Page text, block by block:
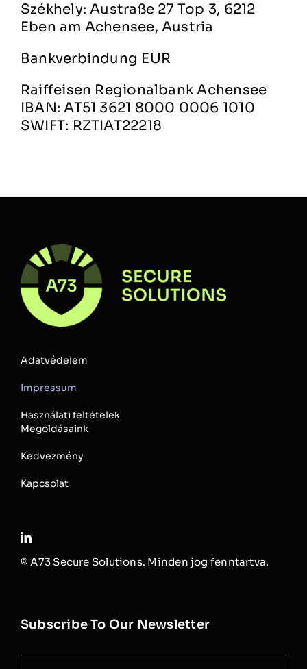
Székhely: Austraße 27 Top 3, 6212
Eben am Achensee, Austria
Bankverbindung EUR
Raiffeisen Regionalbank Achensee
IBAN: AT51 3621 8000 0006 1010
SWIFT: RZTIAT22218
Adatvédelem
Impressum
Használati feltételek
Megoldásaink
Kedvezmény
Kapcsolat
© A73 Secure Solutions. Minden jog fenntartva.
Subscribe To Our Newsletter